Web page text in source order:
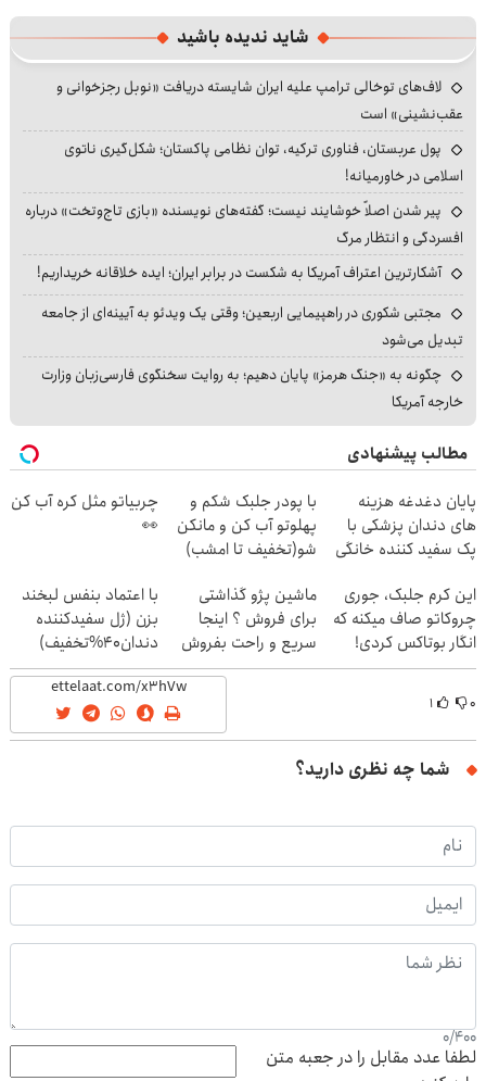
شاید ندیده باشید
لاف‌های توخالی ترامپ علیه ایران شایسته دریافت «نوبل رجزخوانی و
عقب‌نشینی» است
پول عربستان، فناوری ترکیه، توان نظامی پاکستان؛ شکل‌گیری ناتوی
اسلامی در خاورمیانه!
پیر شدن اصلاً خوشایند نیست؛ گفته‌های نویسنده «بازی تاج‌وتخت» درباره
افسردگی و انتظار مرگ
آشکارترین اعتراف آمریکا به شکست در برابر ایران؛ ایده خلاقانه خریداریم!
مجتبی شکوری در راهپیمایی اربعین؛ وقتی یک ویدئو به آیینه‌ای از جامعه
تبدیل می‌شود
چگونه به «جنگ هرمز» پایان دهیم؛ به روایت سخنگوی فارسی‌زبان وزارت
خارجه آمریکا
مطالب پیشنهادی
پایان دغدغه هزینه
های دندان پزشکی با
پک سفید کننده خانگی
با پودر جلبک شکم و
پهلوتو آب کن و مانکن
شو(تخفیف تا امشب)
چربیاتو مثل کره آب کن
👀
این کرم جلبک، جوری
چروکاتو صاف میکنه که
انگار بوتاکس کردی!
(تخفیف ویژه)
ماشین پژو گذاشتی
برای فروش ؟ اینجا
سریع و راحت بفروش
با اعتماد بنفس لبخند
بزن (ژل سفیدکننده
دندان40%تخفیف)
۰ ۱
شما چه نظری دارید؟
0/400
لطفا عدد مقابل را در جعبه متن